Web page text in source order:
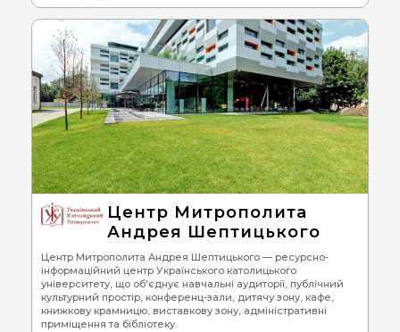
Центр Митрополита
Андрея Шептицького
Центр Митрополита Андрея Шептицького — ресурсно-
інформаційний центр Українського католицького
університету, що об'єднує навчальні аудиторії, публічний
культурний простір, конференц-зали, дитячу зону, кафе,
книжкову крамницю, виставкову зону, адміністративні
приміщення та бібліотеку.